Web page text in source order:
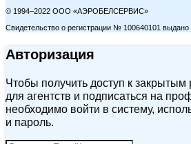
© 1994–2022 ООО «АЭРОБЕЛСЕРВИС»
Свидетельство о регистрации № 100640101 выдано
Авторизация
Чтобы получить доступ к закрытым
для агентств и подписаться на
необходимо войти в систему,
и пароль.